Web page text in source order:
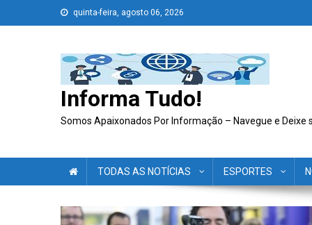
to
quinta-feira, agosto 06, 2026
Informa Tudo!
Somos Apaixonados Por Informação – Navegue e Deixe
TODAS AS NOTÍCIAS ESPORTES